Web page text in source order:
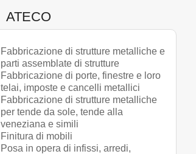
ATECO
Fabbricazione di strutture metalliche e
parti assemblate di strutture
Fabbricazione di porte, finestre e loro
telai, imposte e cancelli metallici
Fabbricazione di strutture metalliche
per tende da sole, tende alla
veneziana e simili
Finitura di mobili
Posa in opera di infissi, arredi,